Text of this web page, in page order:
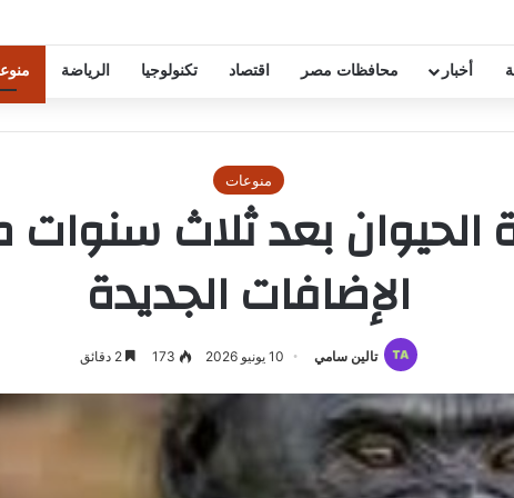
في المونديال
أخبار محافظات مصر اقتصاد تكنولوجيا الرياضة
منوعات
الحيوان بعد ثلاث سنوات
الإضافات الجديدة
تالين سامي 10 يونيو 2026 173